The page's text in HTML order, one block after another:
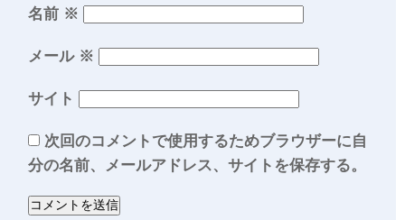
名前 ※
メール ※
サイト
次回のコメントで使用するためブラウザーに自
分の名前、メールアドレス、サイトを保存する。